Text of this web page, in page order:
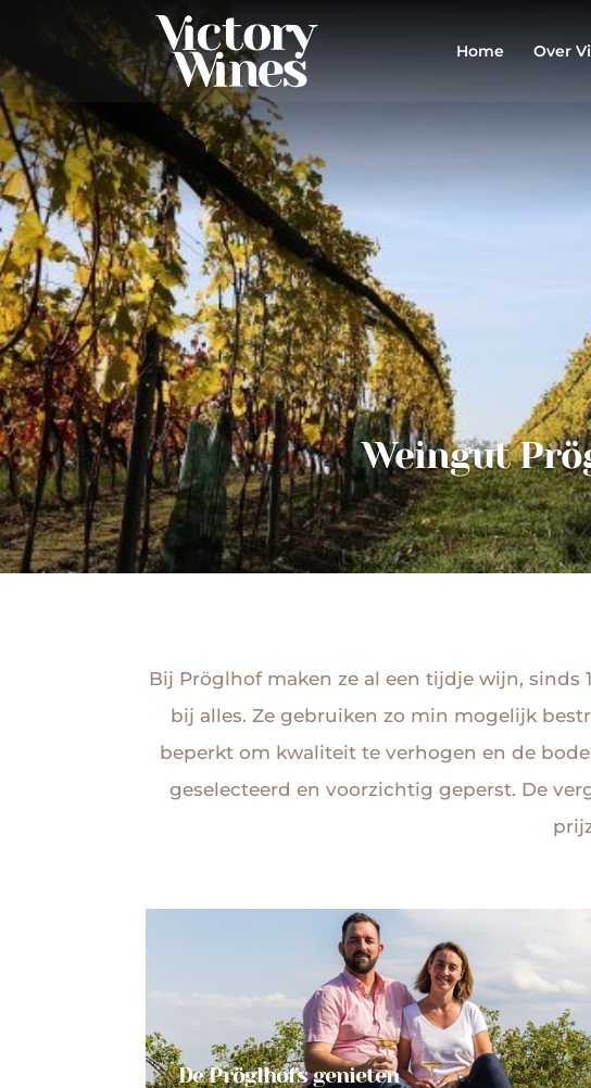
Home Over
Weingut
Bij Pröglhof maken ze al een tijdje wijn, sinds
bij alles. Ze gebruiken zo min mogelijk
beperkt om kwaliteit te verhogen en de
geselecteerd en voorzichtig geperst. De
De Pröglhofs genieten